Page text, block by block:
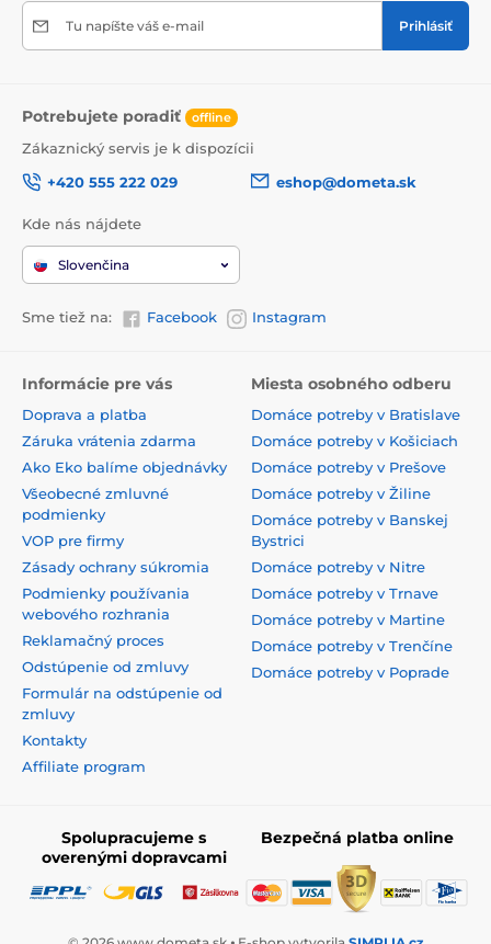
Tu napíšte váš e-mail Prihlásiť
Potrebujete poradiť offline
Zákaznický servis je k dispozícii
+420 555 222 029
eshop@dometa.sk
Kde nás nájdete
Slovenčina
Sme tiež na: Facebook Instagram
Informácie pre vás
Doprava a platba
Záruka vrátenia zdarma
Ako Eko balíme objednávky
Všeobecné zmluvné
podmienky
VOP pre firmy
Zásady ochrany súkromia
Podmienky používania
webového rozhrania
Reklamačný proces
Odstúpenie od zmluvy
Formulár na odstúpenie od
zmluvy
Kontakty
Affiliate program
Miesta osobného odberu
Domáce potreby v Bratislave
Domáce potreby v Košiciach
Domáce potreby v Prešove
Domáce potreby v Žiline
Domáce potreby v Banskej
Bystrici
Domáce potreby v Nitre
Domáce potreby v Trnave
Domáce potreby v Martine
Domáce potreby v Trenčíne
Domáce potreby v Poprade
Spolupracujeme s
overenými dopravcami
Bezpečná platba online